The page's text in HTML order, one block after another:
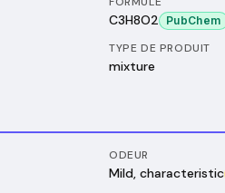
C3H8O2 PubChem
TYPE DE PRODUIT
mixture
ODEUR
Mild, characteristic